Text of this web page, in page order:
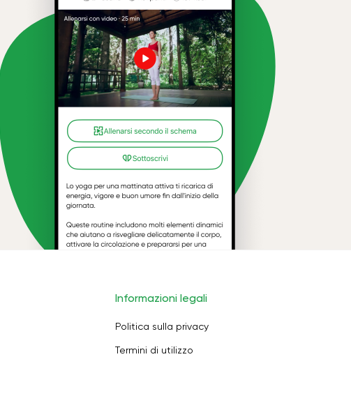
Informazioni legali
Politica sulla privacy
Termini di utilizzo